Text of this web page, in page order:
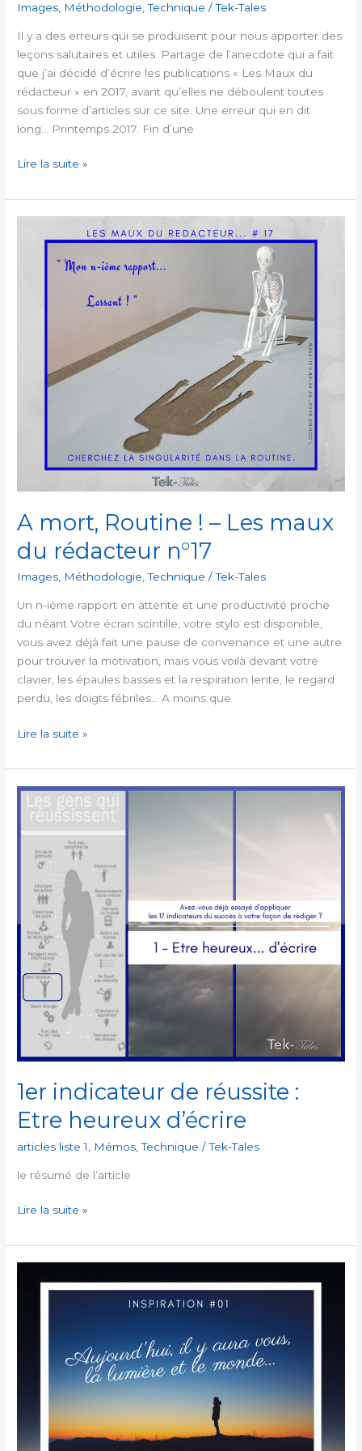
Images Méthodologie ,Technique /Tek-Tales
Il y a des erreurs qui se produisent pour nous apporter des
leçons salutaires et utiles. Partage de l’anecdote qui a fait
que j’ai décidé d’écrire les publications « Les Maux du
rédacteur » en 2017, avant qu’elles ne déboulent toutes
sous forme d’articles sur ce site. Une erreur qui en dit
long… Printemps 2017. Fin d’une
Les
du
rédacteur
Impatience
Lire la suite »
A mort, Routine ! – Les maux
du rédacteur n°17
Images, Méthodologie,Technique /Tek-Tales
Un n-ième rapport en attente et une productivité proche
du néant Votre écran scintille, votre stylo est disponible,
vous avez déjà fait une pause de convenance et une autre
pour trouver la motivation, mais vous voilà devant votre
clavier, les épaules basses et la respiration lente, le regard
perdu, les doigts fébriles… A moins que
A
Routine
!
rédacteur
n°17
Lire la suite »
1er indicateur de réussite :
Etre heureux d’écrire
articles liste 1 Mémos ,Technique /Tek-Tales
le résumé de l’article
1er
de
réussite
Lire la suite »